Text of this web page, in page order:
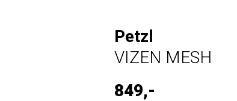
Petzl
VIZEN MESH
849,-